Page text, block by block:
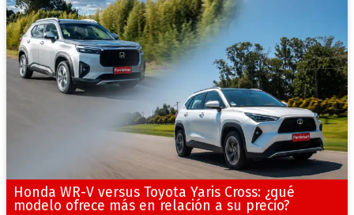
Honda WR-V versus Toyota Yaris Cross: ¿qué
modelo ofrece más en relación a su precio?